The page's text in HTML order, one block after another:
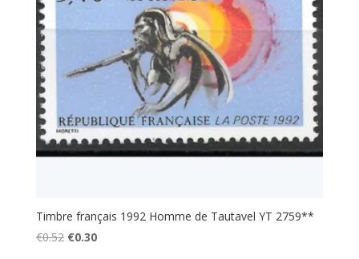
Timbre français 1992 Homme de Tautavel YT 2759**
€0.52 Le
€0.30Le